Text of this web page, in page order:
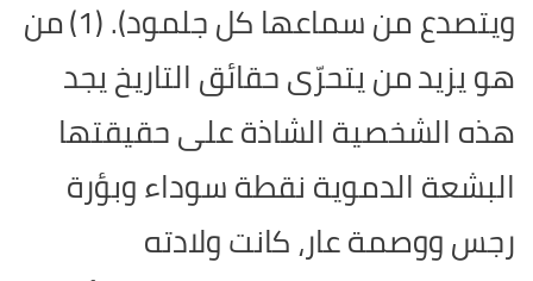
ويتصدع من سماعها كل جلمود). (1) من
هو يزيدمن يتحرّى حقائق التاريخ يجد
هذه الشخصية الشاذة على حقيقتها
البشعة الدموية نقطة سوداء وبؤرة
رجس ووصمة عار، كانت ولادته